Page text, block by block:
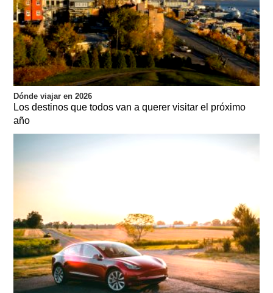
Dónde viajar en 2026
Los destinos que todos van a querer visitar el próximo
año